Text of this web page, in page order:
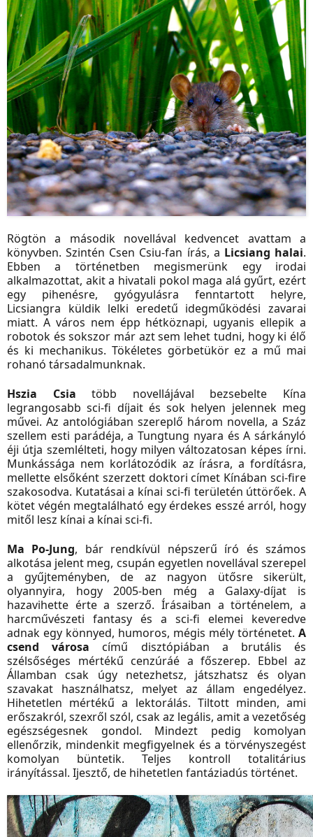
Rögtön a második novellával kedvencet avattam a
könyvben. Szintén Csen Csiu-fan írás, a Licsiang halai.
Ebben a történetben megismerünk egy irodai
alkalmazottat, akit a hivatali pokol maga alá gyűrt, ezért
egy pihenésre, gyógyulásra fenntartott helyre,
Licsiangra küldik lelki eredetű idegműködési zavarai
miatt. A város nem épp hétköznapi, ugyanis ellepik a
robotok és sokszor már azt sem lehet tudni, hogy ki élő
és ki mechanikus. Tökéletes görbetükör ez a mű mai
rohanó társadalmunknak.
Hszia Csiatöbb novellájával bezsebelte Kína
legrangosabb sci-fi díjait és sok helyen jelennek meg
művei. Az antológiában szereplő három novella, a Száz
szellem esti parádéja, a Tungtung nyara és A sárkányló
éji útja szemlélteti, hogy milyen változatosan képes írni.
Munkássága nem korlátozódik az írásra, a fordításra,
mellette elsőként szerzett doktori címet Kínában sci-fire
szakosodva. Kutatásai a kínai sci-fi területén úttörőek. A
kötet végén megtalálható egy érdekes esszé arról, hogy
mitől lesz kínai a kínai sci-fi.
Ma Po-Jung, bár rendkívül népszerű író és számos
alkotása jelent meg, csupán egyetlen novellával szerepel
a gyűjteményben, de az nagyon ütősre sikerült,
olyannyira, hogy 2005-ben még a Galaxy-díjat is
hazavihette érte a szerző. Írásaiban a történelem, a
harcművészeti fantasy és a sci-fi elemei keveredve
adnak egy könnyed, humoros, mégis mély történetet. A
csend városa című disztópiában a brutális és
szélsőséges mértékű cenzúráé a főszerep. Ebbel az
Államban csak úgy netezhetsz, játszhatsz és olyan
szavakat használhatsz, melyet az állam engedélyez.
Hihetetlen mértékű a lektorálás. Tiltott minden, ami
erőszakról, szexről szól, csak az legális, amit a vezetőség
egészségesnek gondol. Mindezt pedig komolyan
ellenőrzik, mindenkit megfigyelnek és a törvényszegést
komolyan büntetik. Teljes kontroll totalitárius
irányítással. Ijesztő, de hihetetlen fantáziadús történet.